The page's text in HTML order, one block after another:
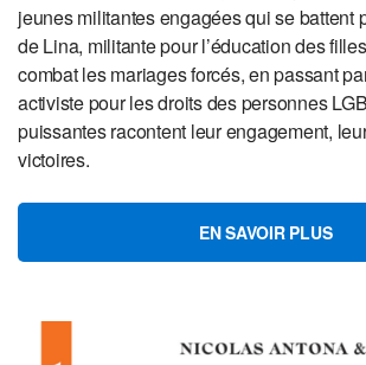
jeunes militantes engagées qui se battent
de Lina, militante pour l’éducation des
combat les mariages forcés, en passant
activiste pour les droits des personnes
puissantes racontent leur engagement,
victoires.
EN SAVOIR PLUS